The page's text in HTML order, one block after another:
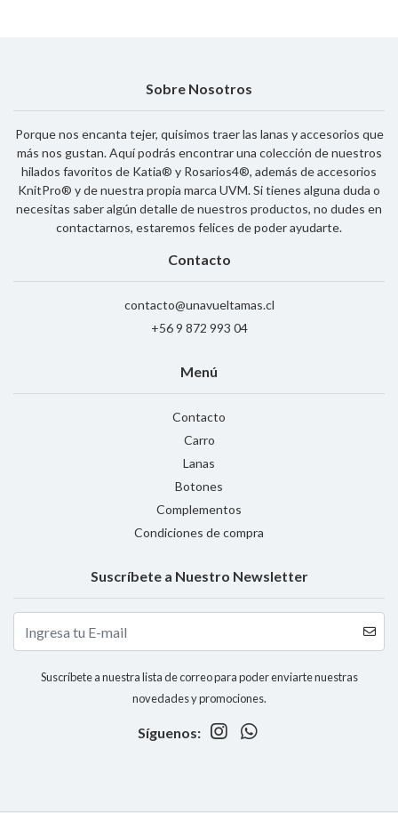
Sobre Nosotros
Porque nos encanta tejer, quisimos traer las lanas y accesorios que
más nos gustan. Aquí podrás encontrar una colección de nuestros
hilados favoritos de Katia® y Rosarios4®, además de accesorios
KnitPro® y de nuestra propia marca UVM. Si tienes alguna duda o
necesitas saber algún detalle de nuestros productos, no dudes en
contactarnos, estaremos felices de poder ayudarte.
Contacto
contacto@unavueltamas.cl
+56 9 872 993 04
Menú
Contacto
Carro
Lanas
Botones
Complementos
Condiciones de compra
Suscríbete a Nuestro Newsletter
Suscríbete a nuestra lista de correo para poder enviarte nuestras
novedades y promociones.
Síguenos: